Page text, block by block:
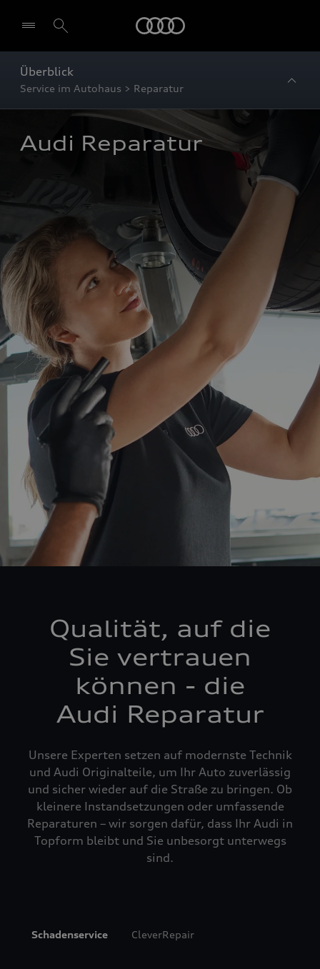
Überblick
Service im Autohaus > Reparatur
Audi Reparatur
Qualität, auf die
Sie vertrauen
können - die
Audi Reparatur
Unsere Experten setzen auf modernste Technik
und Audi Originalteile, um Ihr Auto zuverlässig
und sicher wieder auf die Straße zu bringen. Ob
kleinere Instandsetzungen oder umfassende
Reparaturen – wir sorgen dafür, dass Ihr Audi in
Topform bleibt und Sie unbesorgt unterwegs
sind.
Schadenservice CleverRepair